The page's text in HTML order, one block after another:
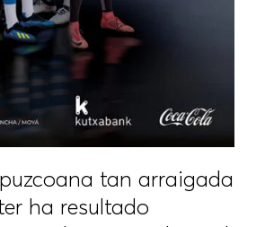
tan arraigada
ha resultado